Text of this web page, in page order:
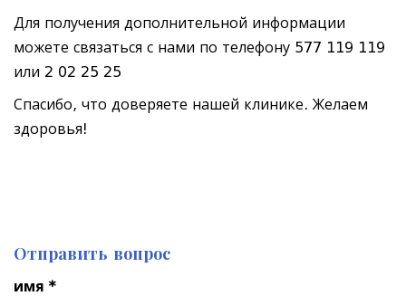
Для получения дополнительной информации
можете связаться с нами по телефону 577 119 119
или 2 02 25 25
Спасибо, что доверяете нашей клинике. Желаем
здоровья!
Отправить вопрос
имя *